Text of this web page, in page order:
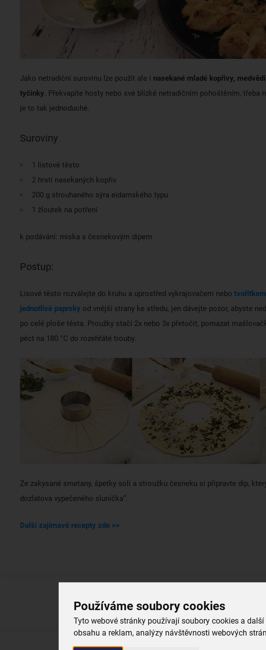
Používáme soubory cookies
Tyto webové stránky používají soubory cookies a
obsahu a reklam, analýzy návštěvnosti webových
Jako netradiční surovinu lze použít ale i nasekané mladé kopřivy,
tyčinky. Překvapíte hosty nebo své blízké netradičním pohoštěním, třeba
je to tak jednoduché.
Suroviny
1 listové těsto
2 hrsti nasekaných kopřiv
200 g strouhaného sýra eidamského typu
1 žloutek na potření
k podávání: miska s česnekovým dipem
Postup:
Lisové těsto rozválejte do kruhu a uprostřed vykrajovačem nebo
jednotlivé paprsky od vnější strany ke středu, jen dávejte pozor, abyste
po celé ploše těsta. Proužky stačí 2x nebo 3x přetočit, pomazat
péct na 180 °C do rozehřáté trouby.
Ze zakysané smetany, špetky soli a stroužku česneku si připravte dip,
dozlatova vypečeného sluníčka“.
Další zajímavé recepty zde >>